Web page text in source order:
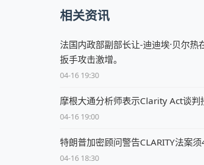
相关资讯
法国内政部副部长让-迪迪埃·贝尔
扳手攻击激增。
04-16 19:30
摩根大通分析师表示Clarity Act谈判
04-16 19:00
特朗普加密顾问警告CLARITY法案
04-16 18:30